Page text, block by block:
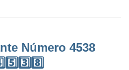
Número 4538